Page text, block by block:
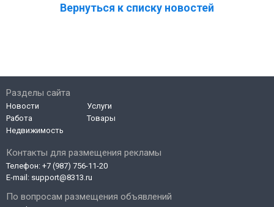
Вернуться к списку новостей
Контакты для размещения рекламы
Телефон: +7 (987) 756-11-20
E-mail: support@8313.ru
По вопросам размещения объявлений
Разделы сайта
Новости
Работа
Недвижимость
Услуги
Товары